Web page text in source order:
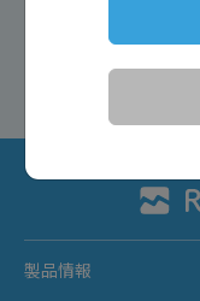
製品情報